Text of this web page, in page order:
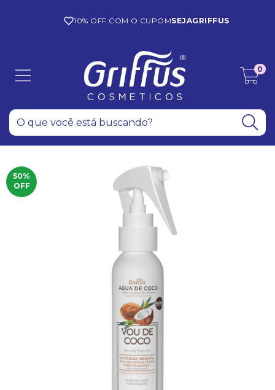
10% OFF COM O CUPOMSEJAGRIFFUS
0
50%
OFF